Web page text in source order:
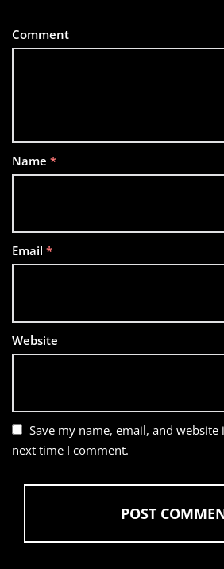
Comment
Name *
Email *
Website
Save my name, email, and
next time I comment.